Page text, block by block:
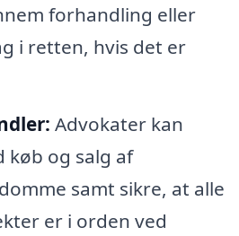
forhandling eller
i retten, hvis det er
Advokater kan
køb og salg af
samt sikre, at alle
er i orden ved